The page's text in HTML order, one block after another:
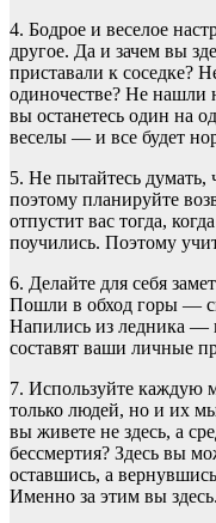
4. Бодрое и веселое
другое. Да и зачем вы
приставали к соседке?
одиночестве? Не нашли
вы останетесь один на
веселы ― и все будет
5. Не пытайтесь думать,
поэтому планируйте
отпустит вас тогда,
поучились. Поэтому
6. Делайте для себя
Пошли в обход горы ―
Напились из ледника ―
составят ваши личные
7. Используйте каждую
только людей, но и их
вы живете не здесь, а
бессмертия? Здесь вы
оставшись, а
Именно за этим вы здесь.